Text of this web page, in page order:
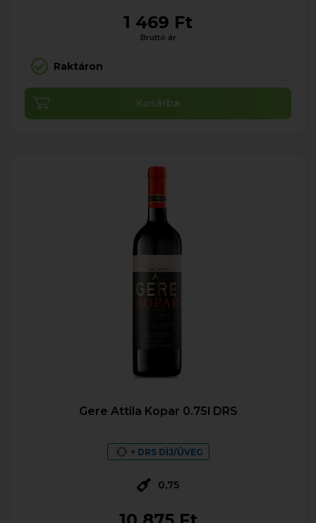
1 469 Ft
Bruttó ár
Raktáron
Kosárba
Gere Attila Kopar 0.75l DRS
+ DRS DÍJ/ÜVEG
0,75